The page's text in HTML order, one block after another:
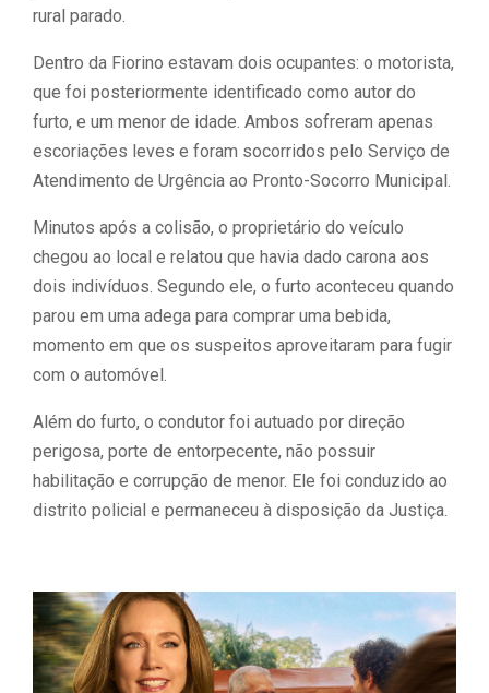
rural parado.
Dentro da Fiorino estavam dois ocupantes: o motorista,
que foi posteriormente identificado como autor do
furto, e um menor de idade. Ambos sofreram apenas
escoriações leves e foram socorridos pelo Serviço de
Atendimento de Urgência ao Pronto-Socorro Municipal.
Minutos após a colisão, o proprietário do veículo
chegou ao local e relatou que havia dado carona aos
dois indivíduos. Segundo ele, o furto aconteceu quando
parou em uma adega para comprar uma bebida,
momento em que os suspeitos aproveitaram para fugir
com o automóvel.
Além do furto, o condutor foi autuado por direção
perigosa, porte de entorpecente, não possuir
habilitação e corrupção de menor. Ele foi conduzido ao
distrito policial e permaneceu à disposição da Justiça.